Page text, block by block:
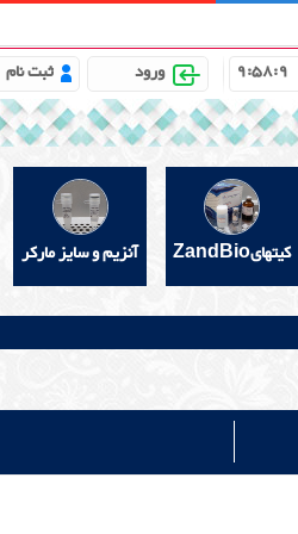
9:58:10 ورود ثبت نام
کیتهایZandBio آنزیم و سایز مارکر